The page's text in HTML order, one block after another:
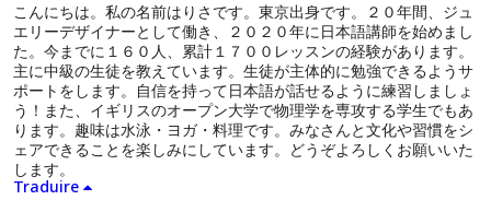
こんにちは。私の名前はりさです。東京出身です。２０年間、ジュ
エリーデザイナーとして働き、２０２０年に日本語講師を始めまし
た。今までに１６０人、累計１７００レッスンの経験があります。
主に中級の生徒を教えています。生徒が主体的に勉強できるようサ
ポートをします。自信を持って日本語が話せるように練習しましょ
う！また、イギリスのオープン大学で物理学を専攻する学生でもあ
ります。趣味は水泳・ヨガ・料理です。みなさんと文化や習慣をシ
ェアできることを楽しみにしています。どうぞよろしくお願いいた
します。
Traduire